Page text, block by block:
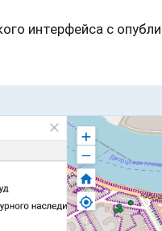
интерфейса с